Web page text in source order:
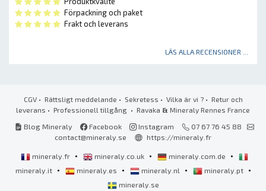
Förpackning och paket
Frakt och leverans
LÄS ALLA RECENSIONER ...
CGV• Rättsligt meddelande • Sekretess • Vilka är vi ?• Retur och
leverans • Professionell tillgång • Ravaka & Mineraly Rennes France
Blog Mineraly
Facebook Instagram
07 67 76 45 88
contact@mineraly.se
https://mineraly.fr
mineraly.fr • mineraly.co.uk • mineraly.com.de •
mineraly.it • mineraly.es • mineraly.nl • mineraly.pt •
mineraly.se